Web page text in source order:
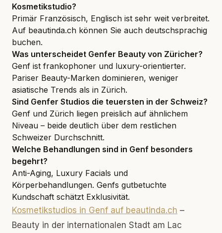
Kosmetikstudio?
Primär Französisch, Englisch ist sehr weit verbreitet.
Auf beautinda.ch können Sie auch deutschsprachig
buchen.
Was unterscheidet Genfer Beauty von Züricher?
Genf ist frankophoner und luxury-orientierter.
Pariser Beauty-Marken dominieren, weniger
asiatische Trends als in Zürich.
Sind Genfer Studios die teuersten in der Schweiz?
Genf und Zürich liegen preislich auf ähnlichem
Niveau – beide deutlich über dem restlichen
Schweizer Durchschnitt.
Welche Behandlungen sind in Genf besonders
begehrt?
Anti-Aging, Luxury Facials und
Körperbehandlungen. Genfs gutbetuchte
Kundschaft schätzt Exklusivität.
Kosmetikstudios in Genf auf beautinda.ch –
Beauty in der internationalen Stadt am Lac